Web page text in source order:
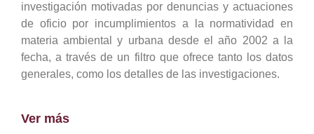
investigación motivadas por denuncias y actuaciones
de oficio por incumplimientos a la normatividad en
materia ambiental y urbana desde el año 2002 a la
fecha, a través de un filtro que ofrece tanto los datos
generales, como los detalles de las investigaciones.
Ver más